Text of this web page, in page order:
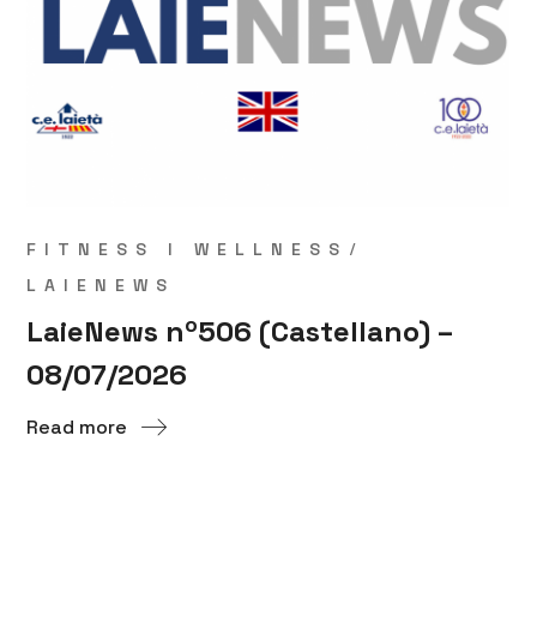
FITNESS I WELLNESS
LAIENEWS
LaieNews nº506 (Castellano) –
08/07/2026
Read more